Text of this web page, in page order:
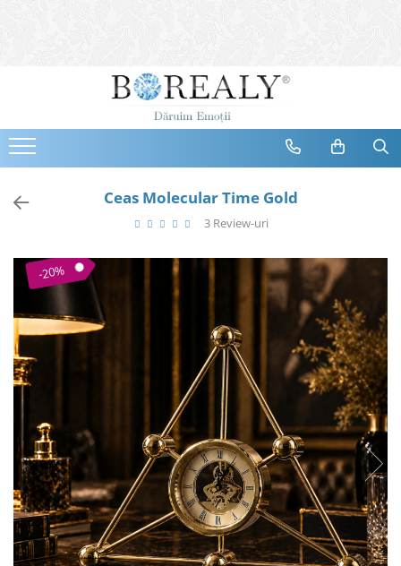
Bijuterii
Cercei
Bratari
Coliere
Tiare
Destinatari
Bijuterii Femei
Bijuterii Copii
Bijuterii Mirese
Selectii
Cele mai noi
Cele mai vandute
Cele mai votate
Cu video
Pret
0 Lei - 100 Lei
Ceas Molecular Time Gold
3 Review-uri
-20%